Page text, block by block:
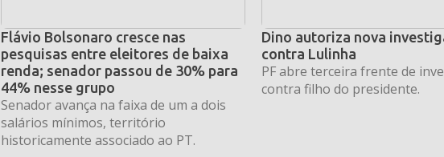
Flávio Bolsonaro cresce nas
pesquisas entre eleitores de baixa
renda; senador passou de 30% para
44% nesse grupo
Senador avança na faixa de um a dois
salários mínimos, território
historicamente associado ao PT.
Dino autoriza nova
contra Lulinha
PF abre terceira frente de
contra filho do presidente.